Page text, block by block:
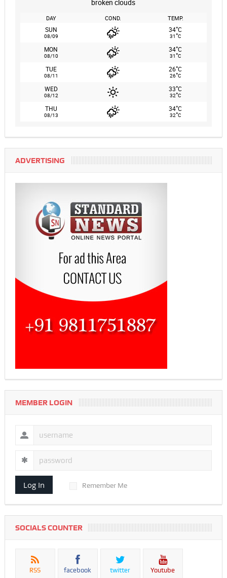
broken clouds
DAY COND. TEMP.
SUN
08/09
34°C
31°C
MON
08/10
34°C
31°C
TUE
08/11
26°C
26°C
WED
08/12
33°C
32°C
THU
08/13
34°C
32°C
ADVERTISING
MEMBER LOGIN
Log In Remember Me
SOCIALS COUNTER
RSS facebook twitter Youtube